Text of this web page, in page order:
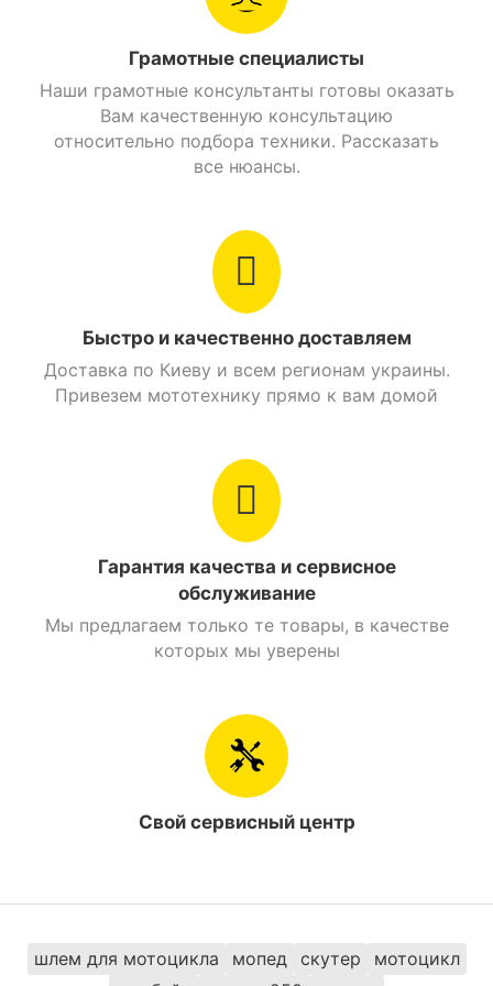
Купить Скутер Spark SP150S-20 Черный и заказать
с доставкой можно в таких городах как: Киев,
Днепр, Одесса, Харьков, Львов, Запорожье,
Винница, Кривой Рог, Полтава, Черкассы,
Кропивницкий, Ровно, Хмельницкий, Кременчуг,
Луцк, Черновцы, Николаев, Ивано-Франковск,
Житомир, Сумы, Тернополь, Чернигов, Ужгород
2 л./100 км.
Главная передача Ремень
Вес 89 кг.
7 л.
Есть
Найти похожие
Грамотные специалисты
Наши грамотные консультанты готовы оказать
Вам качественную консультацию
относительно подбора техники. Рассказать
все нюансы.
Быстро и качественно доставляем
Доставка по Киеву и всем регионам украины.
Привезем мототехнику прямо к вам домой
Гарантия качества и сервисное
обслуживание
Мы предлагаем только те товары, в качестве
которых мы уверены
Свой сервисный центр
шлем для мотоцикла мопед скутер
мотоцикл